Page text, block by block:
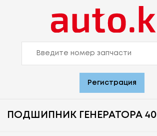
Регистрация
ПОДШИПНИК ГЕНЕРАТОРА 40